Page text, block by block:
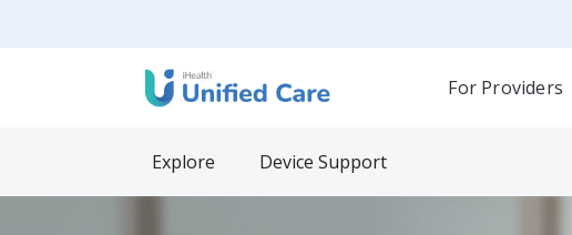
For Providers
Explore Device Support